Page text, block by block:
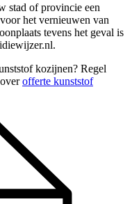
stad of provincie een
het vernieuwen van
tevens het geval is
kozijnen? Regel
offerte kunststof